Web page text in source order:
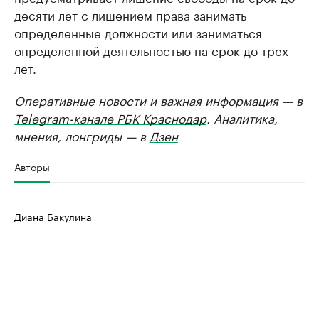
десяти лет с лишением права занимать
определенные должности или заниматься
определенной деятельностью на срок до трех
лет.
Оперативные новости и важная информация — в
Telegram-канале РБК Краснодар. Аналитика,
мнения, лонгриды — в Дзен
Авторы
Диана Бакулина